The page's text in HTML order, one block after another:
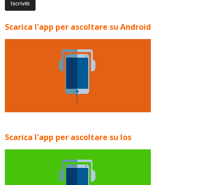
Scarica l'app per ascoltare su Android
Scarica l'app per ascoltare su Ios